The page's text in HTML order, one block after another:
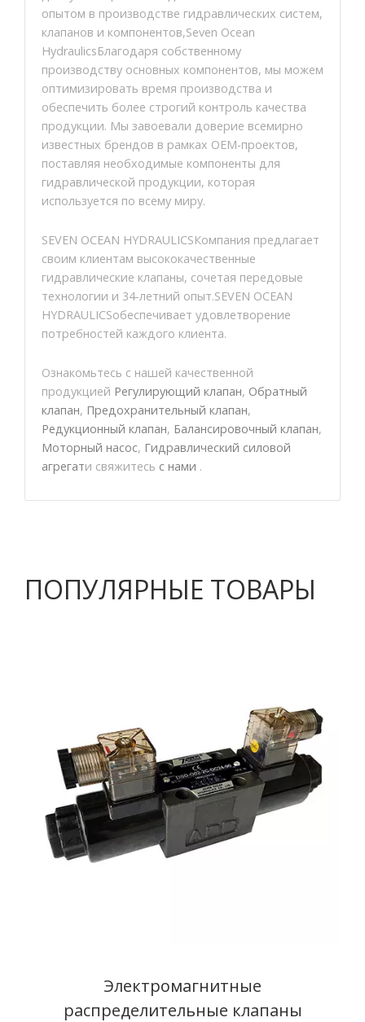
опытом в производстве гидравлических систем,
клапанов и компонентов,Seven Ocean
HydraulicsБлагодаря собственному
производству основных компонентов, мы можем
оптимизировать время производства и
обеспечить более строгий контроль качества
продукции. Мы завоевали доверие всемирно
известных брендов в рамках OEM-проектов,
поставляя необходимые компоненты для
гидравлической продукции, которая
используется по всему миру.
SEVEN OCEAN HYDRAULICSКомпания предлагает
своим клиентам высококачественные
гидравлические клапаны, сочетая передовые
технологии и 34-летний опыт.SEVEN OCEAN
HYDRAULICSобеспечивает удовлетворение
потребностей каждого клиента.
Ознакомьтесь с нашей качественной
продукцией Регулирующий клапан, Обратный
клапан, Предохранительный клапан,
Редукционный клапан, Балансировочный клапан,
Моторный насос, Гидравлический силовой
агрегати свяжитесь с нами .
ПОПУЛЯРНЫЕ ТОВАРЫ
Электромагнитные
распределительные клапаны